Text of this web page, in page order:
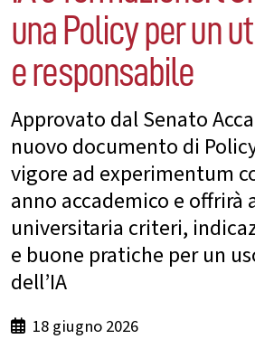
una Policy per un
e responsabile
Approvato dal Senato
nuovo documento di
vigore ad experimentum
anno accademico e offrirà
universitaria criteri,
e buone pratiche per un
dell’IA
18 giugno 2026